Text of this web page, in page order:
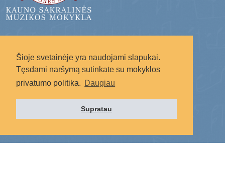
Šioje svetainėje yra naudojami slapukai.
Tęsdami naršymą sutinkate su mokyklos
privatumo politika. Daugiau
Supratau
Radote svetainėje netikslumų?
Rašykite į: svetaine.ksmm@gmail.com